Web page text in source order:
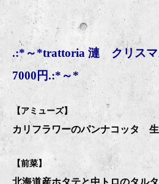
.:*～*trattoria 漣 クリス
7000円.:*～*
【アミューズ】
カリフラワーのパンナコッタ
【前菜】